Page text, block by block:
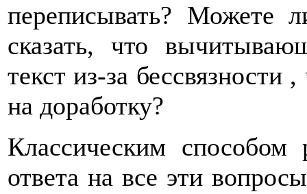
переписывать? Можете
сказать, что
текст из-за бессвязности
на доработку?
Классическим
ответа на все эти